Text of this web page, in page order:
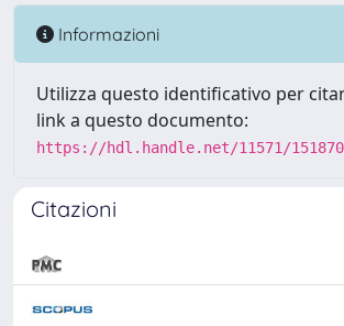
Informazioni
Utilizza questo identificativo per
link a questo documento:
https://hdl.handle.net/11571/151870
Citazioni